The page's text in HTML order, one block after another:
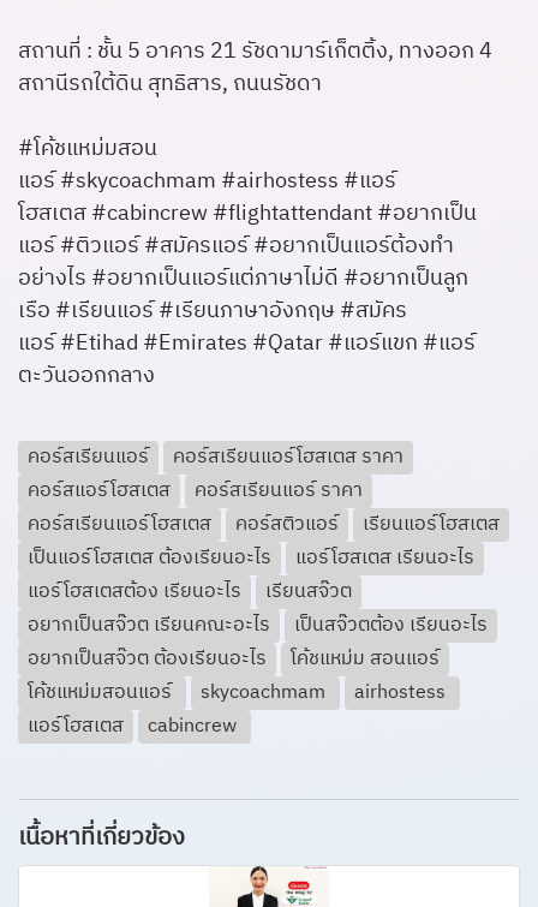
สถานที่ : ชั้น 5 อาคาร 21 รัชดามาร์เก็ตติ้ง, ทางออก 4
สถานีรถใต้ดิน สุทธิสาร, ถนนรัชดา
#โค้ชแหม่มสอน
แอร์ #skycoachmam #airhostess #แอร์
โฮสเตส #cabincrew #flightattendant #อยากเป็น
แอร์ #ติวแอร์ #สมัครแอร์ #อยากเป็นแอร์ต้องทำ
อย่างไร #อยากเป็นแอร์แต่ภาษาไม่ดี #อยากเป็นลูก
เรือ #เรียนแอร์ #เรียนภาษาอังกฤษ #สมัคร
แอร์ #Etihad #Emirates #Qatar #แอร์แขก #แอร์
ตะวันออกกลาง
คอร์สเรียนแอร์
คอร์สเรียนแอร์โฮสเตส ราคา
คอร์สแอร์โฮสเตส
คอร์สเรียนแอร์ ราคา
คอร์สเรียนแอร์โฮสเตส
คอร์สติวแอร์
เรียนแอร์โฮสเตส
เป็นแอร์โฮสเตส ต้องเรียนอะไร
แอร์โฮสเตส เรียนอะไร
แอร์โฮสเตสต้อง เรียนอะไร
เรียนสจ๊วต
อยากเป็นสจ๊วต เรียนคณะอะไร
เป็นสจ๊วตต้อง เรียนอะไร
อยากเป็นสจ๊วต ต้องเรียนอะไร
โค้ชแหม่ม สอนแอร์
โค้ชแหม่มสอนแอร์
skycoachmam
airhostess
แอร์โฮสเตส
cabincrew
เนื้อหาที่เกี่ยวข้อง